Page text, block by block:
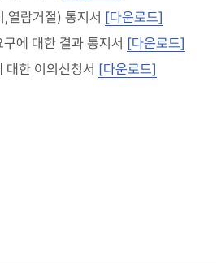
열람거절) 통지서 [다운로드]
에 대한 결과 통지서 [다운로드]
대한 이의신청서 [다운로드]